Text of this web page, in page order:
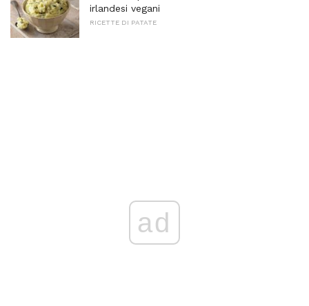
irlandesi vegani
RICETTE DI PATATE
ad